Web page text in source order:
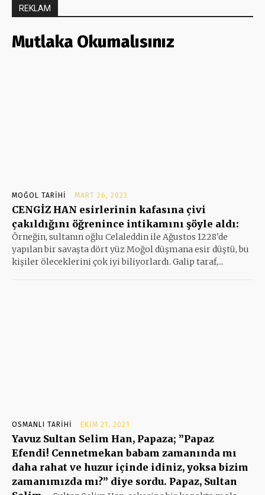
REKLAM
Mutlaka Okumalısınız
MOĞOL TARIHI MART 26, 2023
CENGİZ HAN esirlerinin kafasına çivi
çakıldığını öğrenince intikamını şöyle aldı:
Örneğin, sultanın oğlu Celaleddin ile Ağustos 1228'de
yapılan bir savaşta dört yüz Moğol düşmana esir düştü, bu
kişiler öleceklerini çok iyi biliyorlardı. Galip taraf,...
OSMANLI TARIHI EKIM 21, 2021
Yavuz Sultan Selim Han, Papaza; ”Papaz
Efendi! Cennetmekan babam zamanında mı
daha rahat ve huzur içinde idiniz, yoksa bizim
zamanımızda mı?” diye sordu. Papaz, Sultan